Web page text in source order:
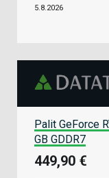
5.8.2026
Palit GeForce
GB GDDR7
449,90 €